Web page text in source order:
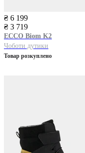
₴ 6 199
₴ 3 719
ECCO Biom K2
Чоботи дутики
Товар розкуплено